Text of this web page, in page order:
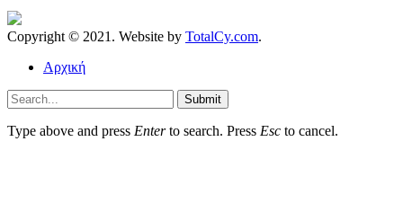
Copyright © 2021. Website by TotalCy.com.
Αρχική
Submit
Type above and press Enterto search. Press Esc to cancel.